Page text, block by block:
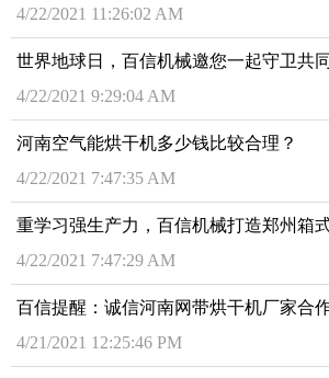
4/22/2021 11:26:02 AM
世界地球日，百信机械邀您一起守卫共
4/22/2021 9:29:04 AM
河南空气能烘干机多少钱比较合理？
4/22/2021 7:47:35 AM
重学习强生产力，百信机械打造郑州箱
4/22/2021 7:47:29 AM
百信提醒：诚信河南网带烘干机厂家合
4/21/2021 12:25:46 PM